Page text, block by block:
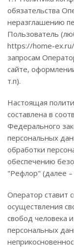
обязательства
неразглашению
Пользователь
https://home-
запросам
сайте,
т.п).
Настоящая
составлена в
Федерального
персональных
обработки
обеспечению
"Рефлор" (далее
Оператор ставит
осуществления
свобод человека
персональных